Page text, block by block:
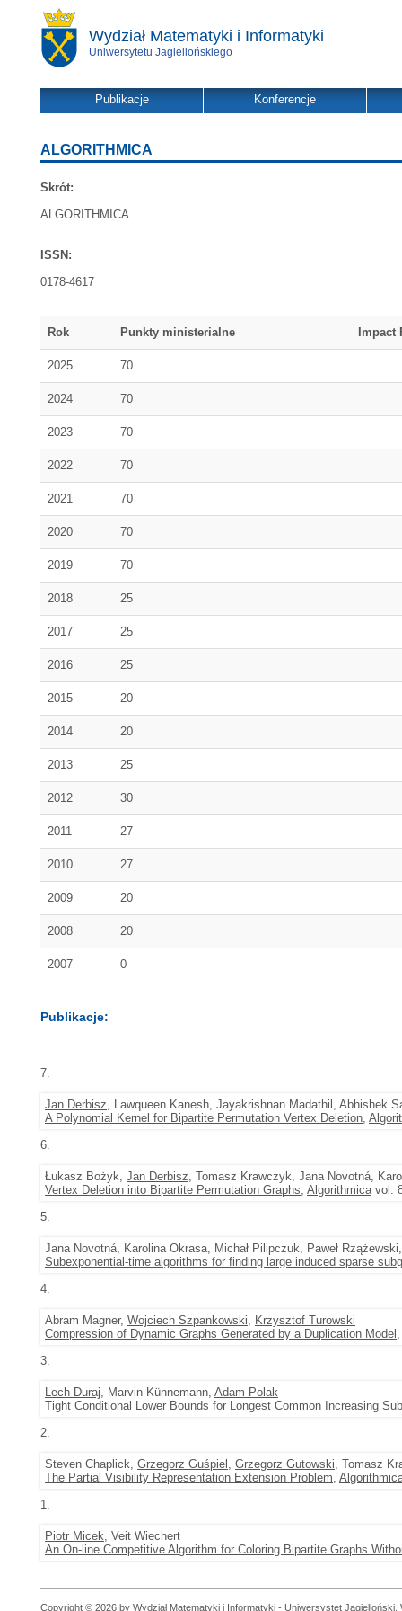
Wydział Matematyki i Informatyki
Uniwersytetu Jagiellońskiego
Publikacje Konferencje
ALGORITHMICA
Skrót:
ALGORITHMICA
ISSN:
0178-4617
Rok Punkty ministerialne Impact
2025 70
2024 70
2023 70
2022 70
2021 70
2020 70
2019 70
2018 25
2017 25
2016 25
2015 20
2014 20
2013 25
2012 30
2011 27
2010 27
2009 20
2008 20
2007 0
Publikacje:
7.
Jan Derbisz, Lawqueen Kanesh, Jayakrishnan Madathil, Abhishek
A Polynomial Kernel for Bipartite Permutation Vertex Deletion,
6.
Łukasz Bożyk, Jan Derbisz, Tomasz Krawczyk, Jana Novotná,
Vertex Deletion into Bipartite Permutation Graphs, Algorithmicavol.
5.
Jana Novotná, Karolina Okrasa, Michał Pilipczuk, Paweł
Subexponential-time algorithms for finding large induced sparse
4.
Abram Magner, Wojciech Szpankowski, Krzysztof Turowski
Compression of Dynamic Graphs Generated by a Duplication Model ,
3.
Lech Duraj, Marvin Künnemann, Adam Polak
Tight Conditional Lower Bounds for Longest Common Increasing
2.
Steven Chaplick, Grzegorz Guśpiel , Grzegorz Gutowski, Tomasz
The Partial Visibility Representation Extension Problem,
1.
Piotr Micek, Veit Wiechert
An On-line Competitive Algorithm for Coloring Bipartite Graphs
Copyright © 2026 by Wydział Matematyki i Informatyki - Uniwersystet